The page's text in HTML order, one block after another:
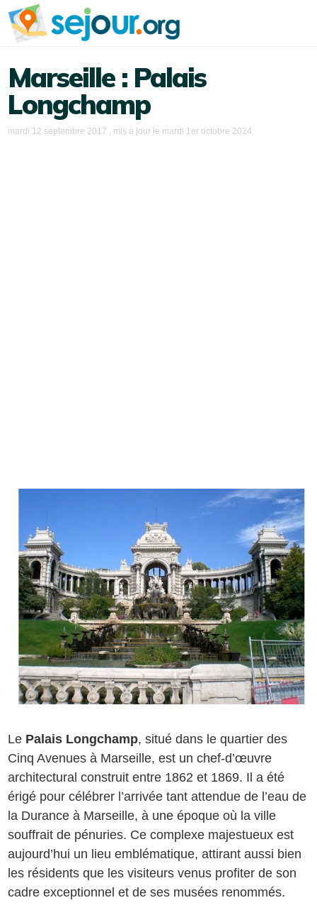
Marseille : Palais
Longchamp
mardi 12 septembre 2017 , mis a jour le mardi 1er octobre 2024
Le Palais Longchamp, situé dans le quartier des
Cinq Avenues à Marseille, est un chef-d’œuvre
architectural construit entre 1862 et 1869. Il a été
érigé pour célébrer l’arrivée tant attendue de l’eau de
la Durance à Marseille, à une époque où la ville
souffrait de pénuries. Ce complexe majestueux est
aujourd’hui un lieu emblématique, attirant aussi bien
les résidents que les visiteurs venus profiter de son
cadre exceptionnel et de ses musées renommés.